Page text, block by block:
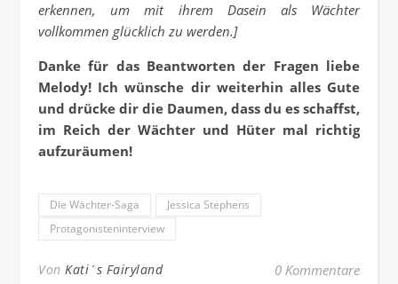
erkennen, um mit ihrem Dasein als Wächter
vollkommen glücklich zu werden.]
Danke für das Beantworten der Fragen liebe
Melody! Ich wünsche dir weiterhin alles Gute
und drücke dir die Daumen, dass du es schaffst,
im Reich der Wächter und Hüter mal richtig
aufzuräumen!
Die Wächter-Saga
Jessica Stephens
Protagonisteninterview
Von Kati´s Fairyland 0 Kommentare